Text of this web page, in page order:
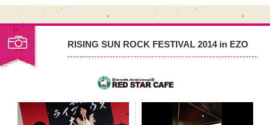
RISING SUN ROCK FESTIVAL 2014 in EZO
PHOTO